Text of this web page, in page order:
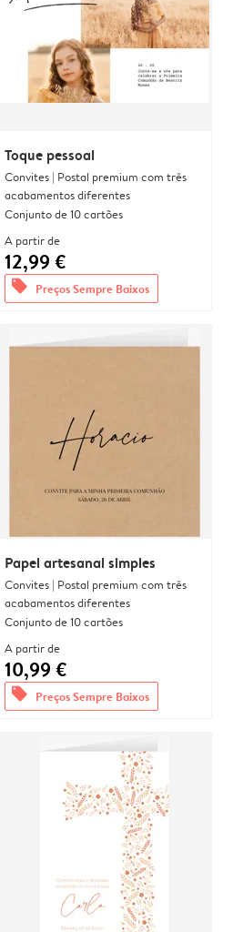
Toque pessoal
Convites | Postal premium com três
acabamentos diferentes
Conjunto de 10 cartões
A partir de
12,99 €
offers Preços Sempre Baixos
Papel artesanal simples
Convites | Postal premium com três
acabamentos diferentes
Conjunto de 10 cartões
A partir de
10,99 €
offers Preços Sempre Baixos